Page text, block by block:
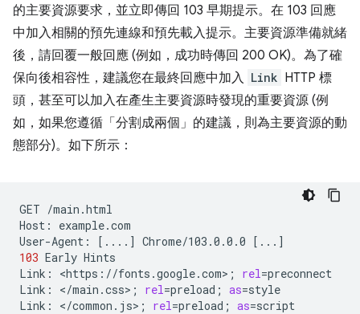
的主要資源要求，並立即傳回 103 早期提示。在 103 回應
中加入相關的預先連線和預先載入提示。主要資源準備就緒
後，請回覆一般回應 (例如，成功時傳回 200 OK)。為了確
保向後相容性，建議您在最終回應中加入 Link HTTP 標
頭，甚至可以加入在產生主要資源時發現的重要資源 (例
如，如果您遵循「分割成兩個」的建議，則為主要資源的動
態部分)。如下所示：
GET /main.html
Host:
example.com
User-Agent:
[ .... ] Chrome/103.0.0.0 [ ... ]
103 Early Hints
Link:
<https://fonts.google.com> ; rel=preconnect
Link:
</main.css> ; rel=preload ; as=style
Link:
</common.js> ; rel=preload ; as=